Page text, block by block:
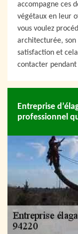
accompagne ces
végétaux en leur
vous voulez
architecturée,
satisfaction et
contacter pendant
Entreprise
professionnel